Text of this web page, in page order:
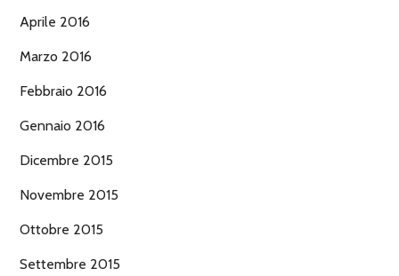
Aprile 2016
Marzo 2016
Febbraio 2016
Gennaio 2016
Dicembre 2015
Novembre 2015
Ottobre 2015
Settembre 2015